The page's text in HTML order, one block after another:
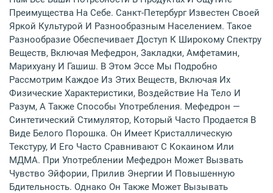
Преимущества На Себе. Санкт-Петербург Известен Своей
Яркой Культурой И Разнообразным Населением. Такое
Разнообразие Обеспечивает Доступ К Широкому Спектру
Веществ, Включая Мефедрон, Закладки, Амфетамин,
Марихуану И Гашиш. В Этом Эссе Мы Подробно
Рассмотрим Каждое Из Этих Веществ, Включая Их
Физические Характеристики, Воздействие На Тело И
Разум, А Также Способы Употребления. Мефедрон —
Синтетический Стимулятор, Который Часто Продается В
Виде Белого Порошка. Он Имеет Кристаллическую
Текстуру, И Его Часто Сравнивают С Кокаином Или
МДМА. При Употреблении Мефедрон Может Вызвать
Чувство Эйфории, Прилив Энергии И Повышенную
Бдительность. Однако Он Также Может Вызывать